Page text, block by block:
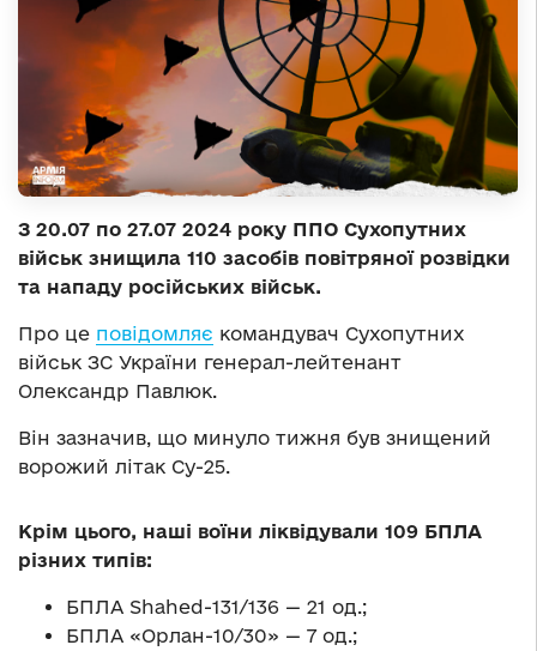
З 20.07 по 27.07 2024 року ППО Сухопутних
військ знищила 110 засобів повітряної розвідки
та нападу російських військ.
Про це повідомляє командувач Сухопутних
військ ЗС України генерал-лейтенант
Олександр Павлюк.
Він зазначив, що минуло тижня був знищений
ворожий літак Су-25.
Крім цього, наші воїни ліквідували 109 БПЛА
різних типів:
БПЛА Shahed-131/136 — 21 од.;
БПЛА «Орлан-10/30» — 7 од.;